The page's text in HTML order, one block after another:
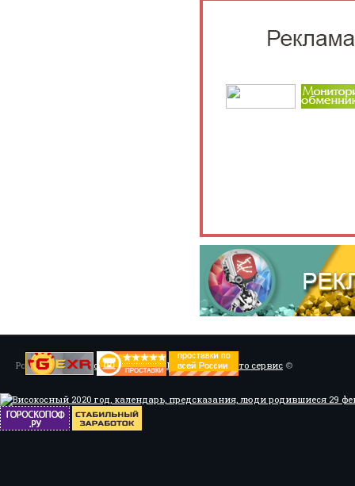
Powered byУстановка системы ABS, Тюнинг/Мото сервис ©